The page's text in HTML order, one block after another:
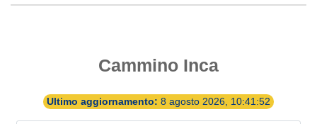
Cammino Inca
Ultimo aggiornamento: 8 agosto 2026, 10:41:52